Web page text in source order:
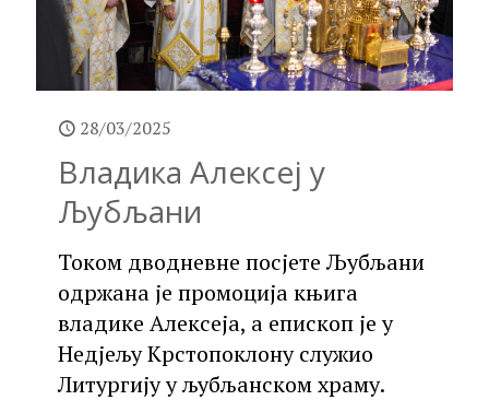
28/03/2025
Владика Алексеј у
Љубљани
Током дводневне посјете Љубљани
одржана је промоција књига
владике Алексеја, а епископ је у
Недјељу Крстопоклону служио
Литургију у љубљанском храму.